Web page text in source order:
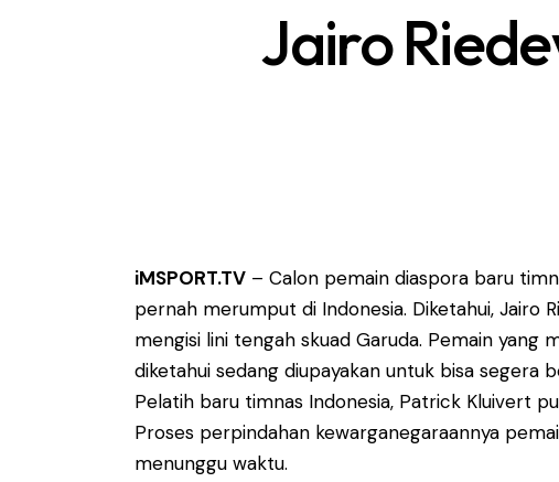
Jairo
iMSPORT.TV – Calon pemain diaspora baru
pernah merumput di Indonesia. Diketahui, Jairo
mengisi lini tengah skuad Garuda. Pemain yang
diketahui sedang diupayakan untuk bisa segera
Pelatih baru timnas Indonesia, Patrick Kluivert
Proses perpindahan kewarganegaraannya
menunggu waktu.